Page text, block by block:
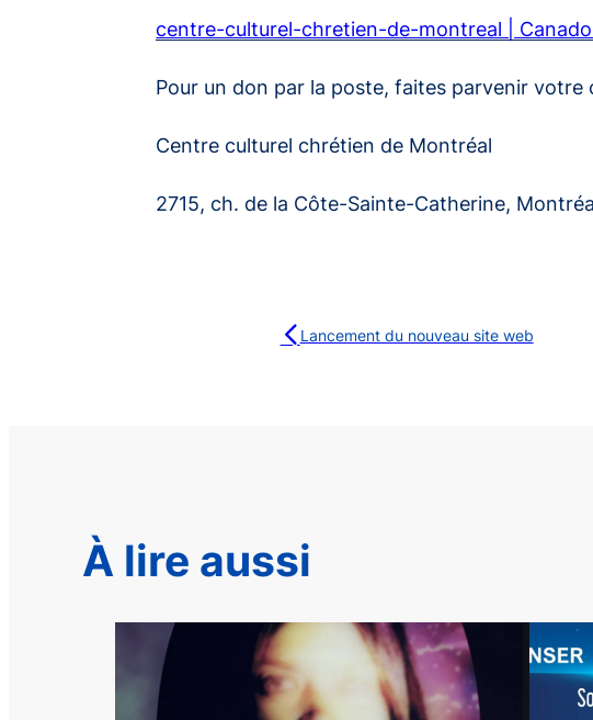
centre-culturel-chretien-de-montreal |
Pour un don par la poste, faites parvenir votre
Centre culturel chrétien de Montréal
2715, ch. de la Côte-Sainte-Catherine,
Lancement du nouveau site web
À lire aussi